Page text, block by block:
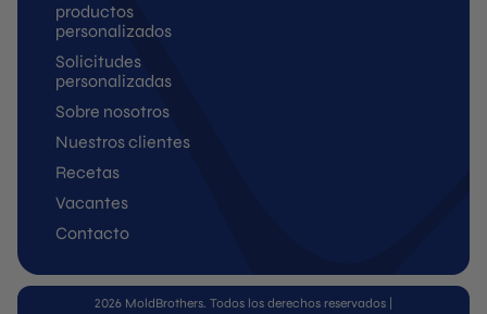
productos
personalizados
Solicitudes
personalizadas
Sobre nosotros
Nuestros clientes
Recetas
Vacantes
Contacto
2026 MoldBrothers. Todos los derechos reservados